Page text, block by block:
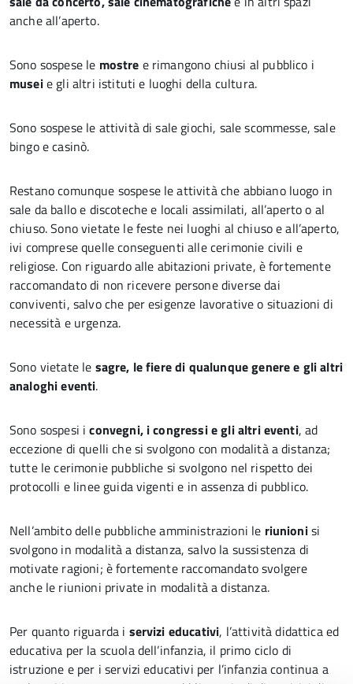
anche all’aperto.
Sono sospese le mostre e rimangono chiusi al pubblico i
museie gli altri istituti e luoghi della cultura.
Sono sospese le attività di sale giochi, sale scommesse, sale
bingo e casinò.
Restano comunque sospese le attività che abbiano luogo in
sale da ballo e discoteche e locali assimilati, all’aperto o al
chiuso. Sono vietate le feste nei luoghi al chiuso e all’aperto,
ivi comprese quelle conseguenti alle cerimonie civili e
religiose. Con riguardo alle abitazioni private, è fortemente
raccomandato di non ricevere persone diverse dai
conviventi, salvo che per esigenze lavorative o situazioni di
necessità e urgenza.
Sono vietate le sagre, le fiere di qualunque genere e gli altri
analoghi eventi.
Sono sospesi iconvegni, i congressi e gli altri eventi, ad
eccezione di quelli che si svolgono con modalità a distanza;
tutte le cerimonie pubbliche si svolgono nel rispetto dei
protocolli e linee guida vigenti e in assenza di pubblico.
Nell’ambito delle pubbliche amministrazioni le riunionisi
svolgono in modalità a distanza, salvo la sussistenza di
motivate ragioni; è fortemente raccomandato svolgere
anche le riunioni private in modalità a distanza.
Per quanto riguarda i servizi educativi, l’attività didattica ed
educativa per la scuola dell’infanzia, il primo ciclo di
istruzione e per i servizi educativi per l’infanzia continua a